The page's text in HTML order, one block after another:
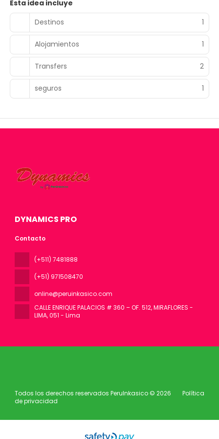
Esta idea incluye
Destinos
1
Alojamientos 1
Transfers 2
seguros 1
DYNAMICS PRO
Contacto
(+511) 7481888
(+51) 971508470
online@peruinkasico.com
CALLE ENRIQUE PALACIOS # 360 – OF. 512, MIRAFLORES -
LIMA, 051 - Lima
Todos los derechos reservados PeruInkasico © 2026
Política
de privacidad